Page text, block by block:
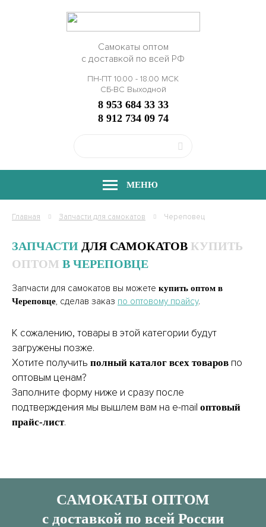
Самокаты оптом
с доставкой по всей РФ
ПН-ПТ 10.00 - 18.00 МСК
СБ-ВС Выходной
8 953 684 33 33
8 912 734 09 74
МЕНЮ
Главная Запчасти для самокатов Череповец
ЗАПЧАСТИ ДЛЯ САМОКАТОВ КУПИТЬ
ОПТОМ В ЧЕРЕПОВЦЕ
Запчасти для самокатов вы можете купить оптом в
Череповце, сделав заказ по оптовому прайсу.
К сожалению, товары в этой категории будут
загружены позже.
Хотите получить полный каталог всех товаров по
оптовым ценам?
Заполните форму ниже и сразу после
подтверждения мы вышлем вам на e-mail оптовый
прайс-лист.
САМОКАТЫ ОПТОМ
с доставкой по всей России